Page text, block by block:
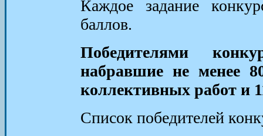
Каждое задание
баллов.
Победителями
набравшие не менее
коллективных работ и
Список победителей